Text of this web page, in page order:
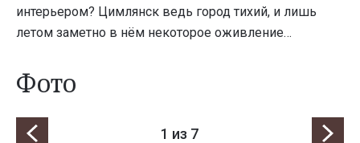
интерьером? Цимлянск ведь город тихий, и лишь
летом заметно в нём некоторое оживление…
Фото
1 из 7